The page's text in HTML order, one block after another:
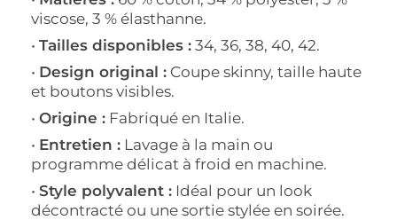
viscose, 3 % élasthanne.
• Tailles disponibles : 34, 36, 38, 40, 42.
• Design original : Coupe skinny, taille haute
et boutons visibles.
• Origine : Fabriqué en Italie.
• Entretien : Lavage à la main ou
programme délicat à froid en machine.
• Style polyvalent : Idéal pour un look
décontracté ou une sortie stylée en soirée.